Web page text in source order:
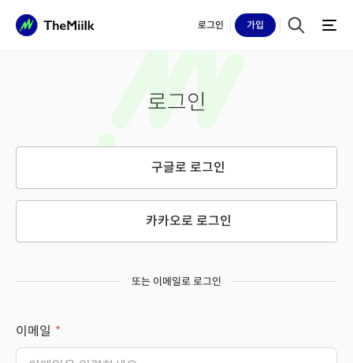
로그인 가입
로그인
구글로 로그인
카카오로 로그인
또는 이메일로 로그인
이메일